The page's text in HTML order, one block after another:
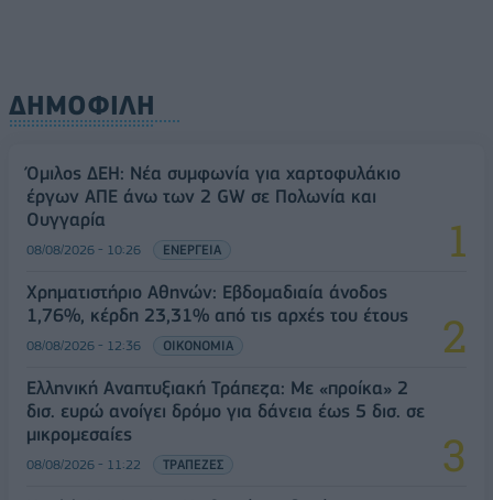
ΔΗΜΟΦΙΛΗ
Όμιλος ΔΕΗ: Νέα συμφωνία για χαρτοφυλάκιο
έργων ΑΠΕ άνω των 2 GW σε Πολωνία και
Ουγγαρία
08/08/2026 - 10:26 ΕΝΕΡΓΕΙΑ
Χρηματιστήριο Αθηνών: Εβδομαδιαία άνοδος
1,76%, κέρδη 23,31% από τις αρχές του έτους
08/08/2026 - 12:36 ΟΙΚΟΝΟΜΙΑ
Ελληνική Αναπτυξιακή Τράπεζα: Με «προίκα» 2
δισ. ευρώ ανοίγει δρόμο για δάνεια έως 5 δισ. σε
μικρομεσαίες
08/08/2026 - 11:22 ΤΡΑΠΕΖΕΣ